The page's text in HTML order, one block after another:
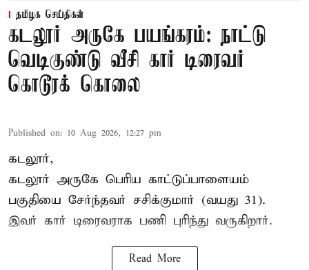
தமிழக செய்திகள்
கடலூர் அருகே பயங்கரம்: நாட்டு
வெடிகுண்டு வீசி கார் டிரைவர்
கொடூரக் கொலை
Published on: 10 Aug 2026, 12:27 pm
கடலூர்,
கடலூர் அருகே பெரிய காட்டுப்பாளையம்
பகுதியை சேர்ந்தவர் சசிக்குமார் (வயது 31).
இவர் கார் டிரைவராக பணி புரிந்து வருகிறார்.
Read More